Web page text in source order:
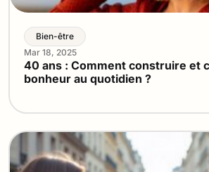
Bien-être
Mar 18, 2025
40 ans : Comment construire et
bonheur au quotidien ?